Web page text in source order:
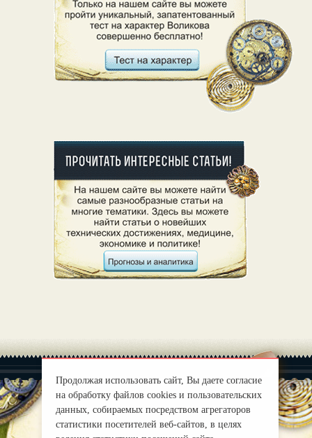
О нас | Правила
Продолжая использовать сайт, Вы даете согласие
на обработку файлов cookies и пользовательских
данных, собираемых посредством агрегаторов
статистики посетителей веб-сайтов, в целях